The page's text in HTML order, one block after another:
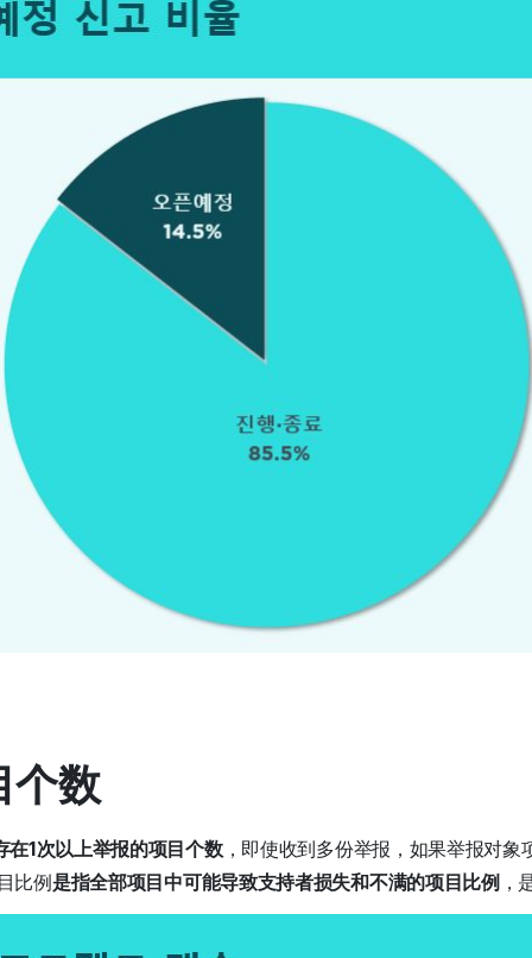
个数
在1次以上举报的项目个数，即使收到多份举报，如果举报对象
比例是指全部项目中可能导致支持者损失和不满的项目比例 ，